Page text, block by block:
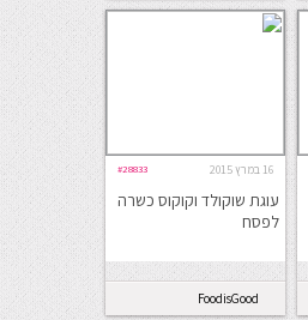
16 במרץ 2015 #28833
עוגת שוקולד וקוקוס כשרה
לפסח
FoodisGood